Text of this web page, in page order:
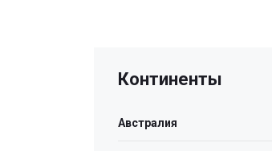
Континенты
Австралия